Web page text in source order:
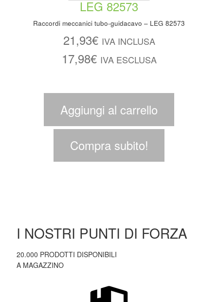
Raccordi meccanici tubo-guidacavo – LEG 82573
21,93€ IVA INCLUSA
17,98€ IVA ESCLUSA
Aggiungi al carrello
Compra subito!
I NOSTRI PUNTI DI FORZA
20.000 PRODOTTI DISPONIBILI
A MAGAZZINO